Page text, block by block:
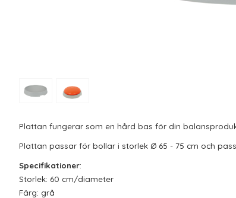
Plattan fungerar som en hård bas för din
Plattan passar för bollar i storlek Ø 65 - 75 cm och
Specifikationer:
Storlek: 60 cm/diameter
Färg: grå